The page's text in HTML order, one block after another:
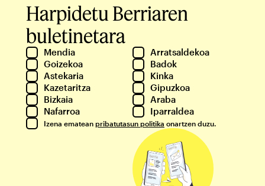
Harpidetu Berriaren
buletinetara
Mendia
Arratsaldekoa
Goizekoa
Badok
Astekaria
Kinka
Kazetaritza
Gipuzkoa
Bizkaia
Araba
Nafarroa
Iparraldea
Izena ematean pribatutasun politika onartzen duzu.